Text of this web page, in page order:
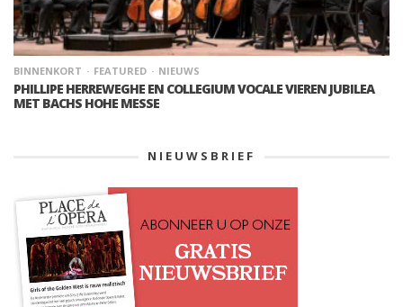
BINNENKORT FEATURED NIEUWS
PHILLIPE HERREWEGHE EN COLLEGIUM VOCALE VIEREN JUBILEA
MET BACHS HOHE MESSE
NIEUWSBRIEF